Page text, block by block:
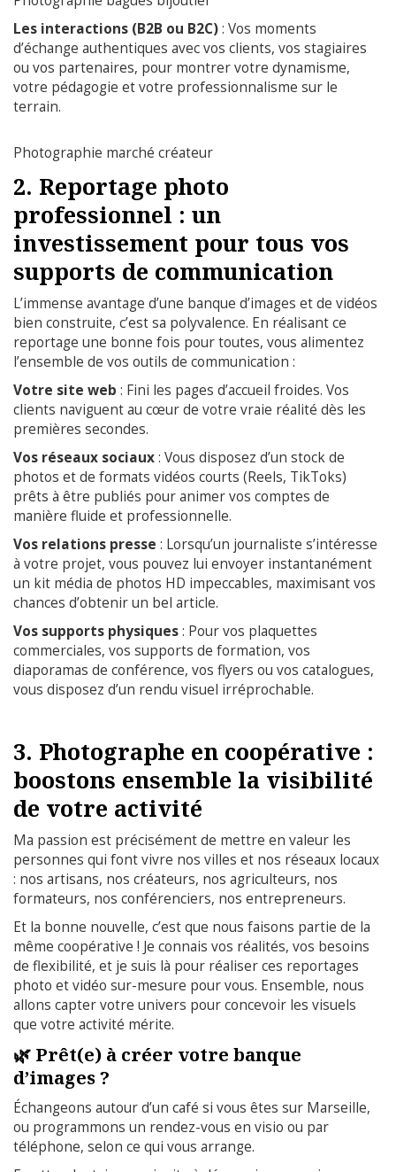
Les interactions (B2B ou B2C): Vos moments
d’échange authentiques avec vos clients, vos stagiaires
ou vos partenaires, pour montrer votre dynamisme,
votre pédagogie et votre professionnalisme sur le
terrain.
Photographie marché créateur
2. Reportage photo
professionnel : un
investissement pour tous vos
supports de communication
L’immense avantage d’une banque d’images et de vidéos
bien construite, c’est sa polyvalence. En réalisant ce
reportage une bonne fois pour toutes, vous alimentez
l’ensemble de vos outils de communication :
Votre site web : Fini les pages d’accueil froides. Vos
clients naviguent au cœur de votre vraie réalité dès les
premières secondes.
Vos réseaux sociaux: Vous disposez d’un stock de
photos et de formats vidéos courts (Reels, TikToks)
prêts à être publiés pour animer vos comptes de
manière fluide et professionnelle.
Vos relations presse : Lorsqu’un journaliste s’intéresse
à votre projet, vous pouvez lui envoyer instantanément
un kit média de photos HD impeccables, maximisant vos
chances d’obtenir un bel article.
Vos supports physiques: Pour vos plaquettes
commerciales, vos supports de formation, vos
diaporamas de conférence, vos flyers ou vos catalogues,
vous disposez d’un rendu visuel irréprochable.
3. Photographe en coopérative :
boostons ensemble la visibilité
de votre activité
Ma passion est précisément de mettre en valeur les
personnes qui font vivre nos villes et nos réseaux locaux
: nos artisans, nos créateurs, nos agriculteurs, nos
formateurs, nos conférenciers, nos entrepreneurs.
Et la bonne nouvelle, c’est que nous faisons partie de la
même coopérative ! Je connais vos réalités, vos besoins
de flexibilité, et je suis là pour réaliser ces reportages
photo et vidéo sur-mesure pour vous. Ensemble, nous
allons capter votre univers pour concevoir les visuels
que votre activité mérite.
🌿 Prêt(e) à créer votre banque
d’images ?
Échangeons autour d’un café si vous êtes sur Marseille,
ou programmons un rendez-vous en visio ou par
téléphone, selon ce qui vous arrange.